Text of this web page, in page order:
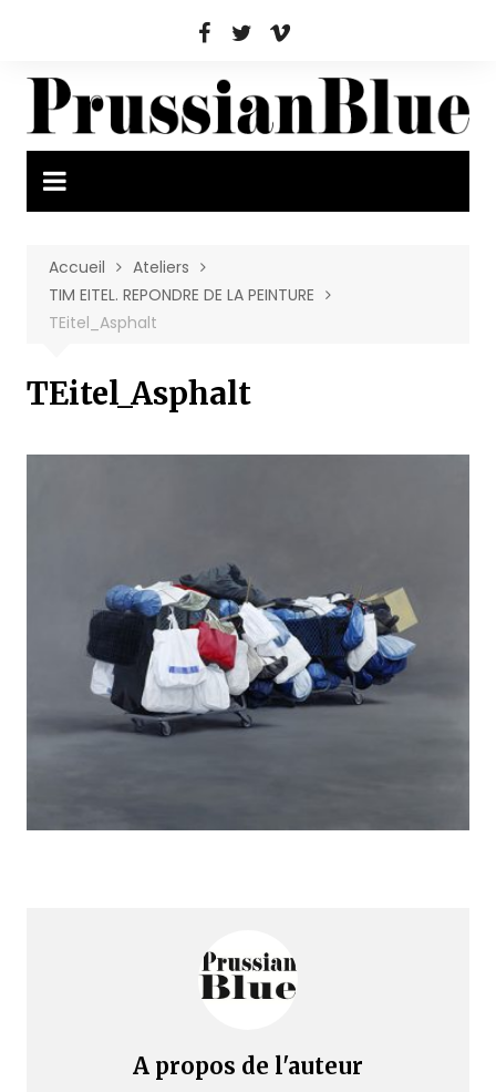
Accueil
Ateliers
TIM EITEL. REPONDRE DE LA PEINTURE
TEitel_Asphalt
TEitel_Asphalt
A propos de l'auteur